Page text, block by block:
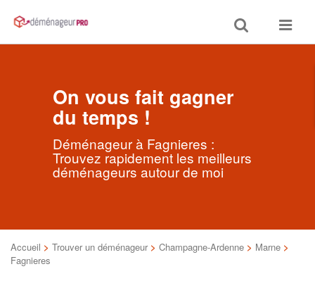
Toggle
search
Toggle
On vous fait gagner
du temps !
Déménageur à Fagnieres :
Trouvez rapidement les meilleurs
déménageurs autour de moi
Accueil > Trouver un déménageur > Champagne-Ardenne > Marne >
Fagnieres